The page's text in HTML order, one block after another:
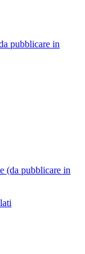
pubblicare in
(da pubblicare in